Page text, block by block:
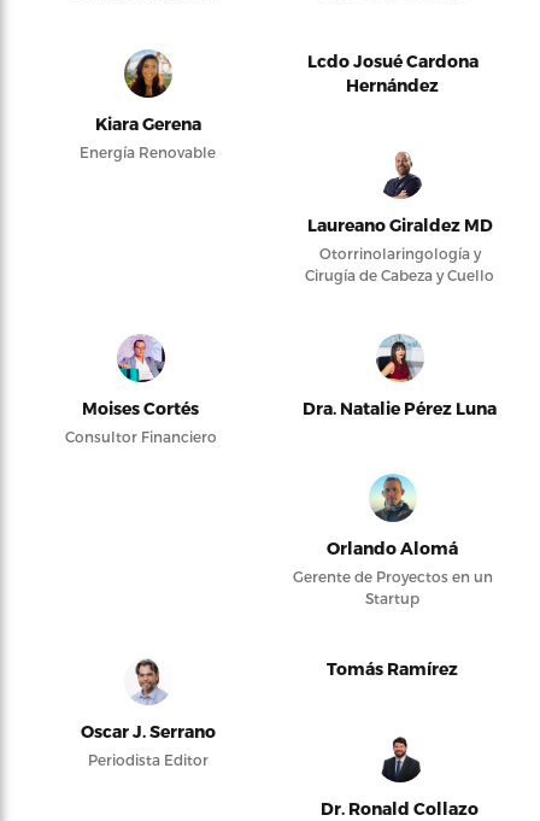
Kiara Gerena
Energía Renovable
Lcdo Josué Cardona
Hernández
Laureano Giraldez MD
Otorrinolaringología y
Cirugía de Cabeza y Cuello
Moises Cortés
Consultor Financiero
Dra. Natalie Pérez Luna
Orlando Alomá
Gerente de Proyectos en un
Startup
Oscar J. Serrano
Periodista Editor
Tomás Ramírez
Dr. Ronald Collazo